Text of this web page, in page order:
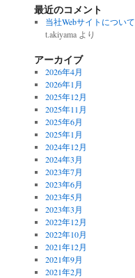
最近のコメント
当社Webサイトについて
t.akiyamaより
アーカイブ
2026年4月
2026年1月
2025年12月
2025年11月
2025年6月
2025年1月
2024年12月
2024年3月
2023年7月
2023年6月
2023年5月
2023年3月
2022年12月
2022年10月
2021年12月
2021年9月
2021年2月